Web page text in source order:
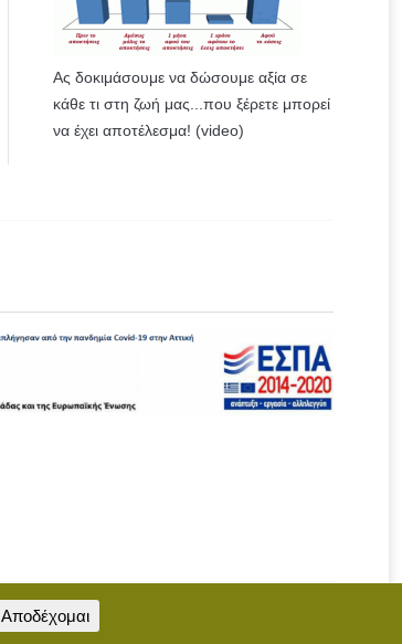
Ας δοκιμάσουμε να δώσουμε αξία σε
κάθε τι στη ζωή μας...που ξέρετε μπορεί
να έχει αποτέλεσμα! (video)
Αποδέχομαι